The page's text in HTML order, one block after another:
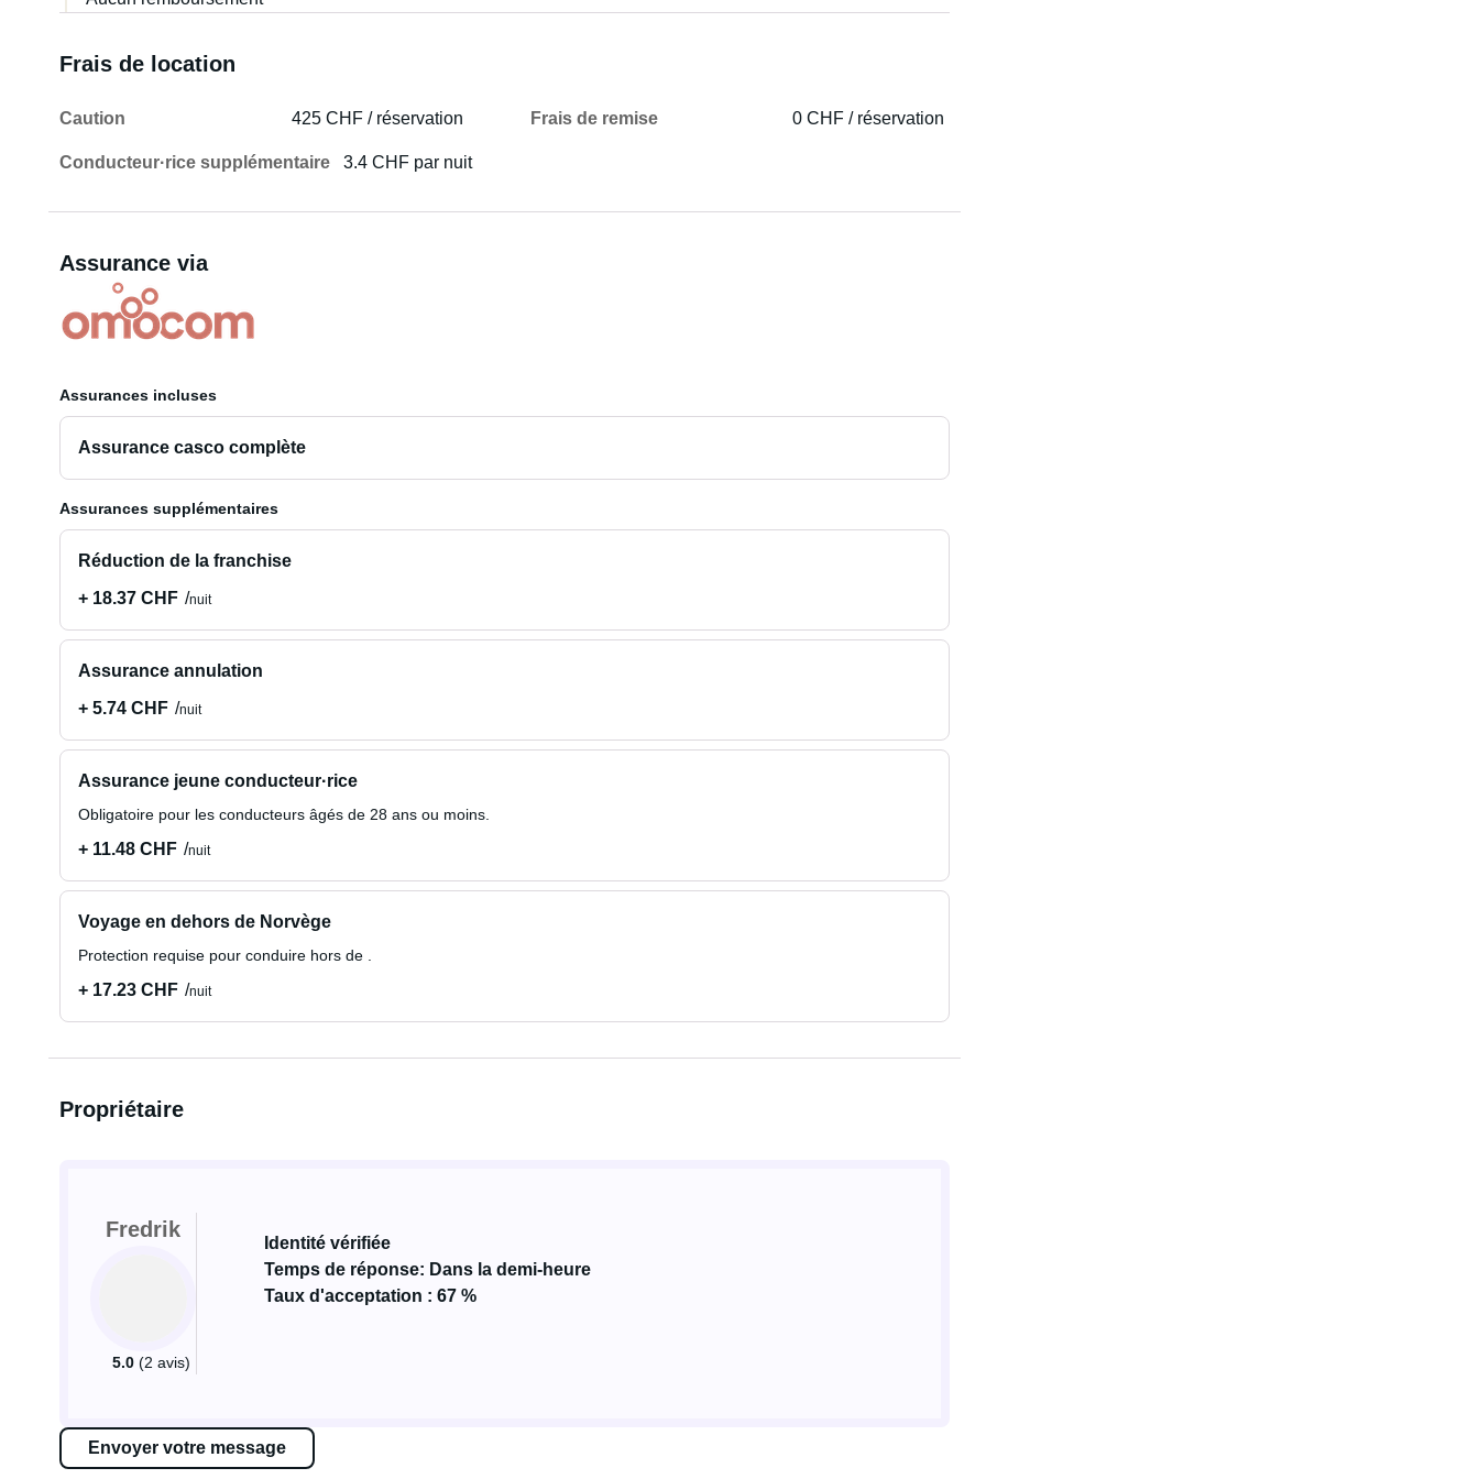
Frais de location
Caution 425 CHF / réservation Frais de remise 0 CHF / réservation
Conducteur·rice supplémentaire 3.4 CHF par nuit
Assurance via
Assurances incluses
Assurance casco complète
Assurances supplémentaires
Réduction de la franchise
+ 18.37 CHF
nuit
Assurance annulation
+ 5.74 CHF
nuit
Assurance jeune conducteur·rice
Obligatoire pour les conducteurs âgés de 28 ans ou moins.
+ 11.48 CHF nuit
Voyage en dehors de Norvège
Protection requise pour conduire hors de .
+ 17.23 CHF nuit
Propriétaire
Fredrik
5.0 (2 avis)
Identité vérifiée
Temps de réponse: Dans la demi-heure
Taux d'acceptation : 67 %
Envoyer votre message